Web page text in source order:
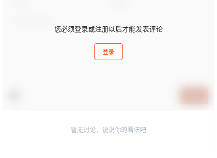
您必须登录或注册以后才能发表评论
登录
暂无讨论，说说你的看法吧